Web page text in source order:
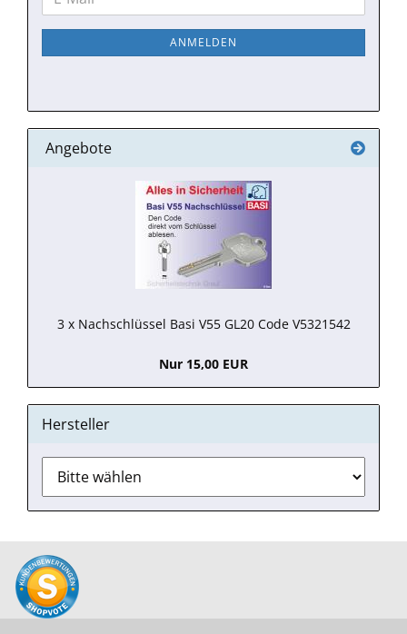
ZUR
NEWSLETTER-
Mail
ANMELDEN
Angebote
3 x Nachschlüssel Basi V55 GL20 Code V5321542
Nur 15,00 EUR
Hersteller